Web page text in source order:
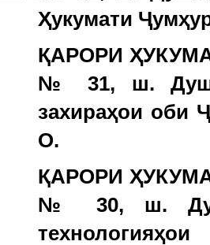
Ҳукумати
ҚАРОРИ
№ 31, ш.
захираҳои оби
О.
ҚАРОРИ
№ 30, ш.